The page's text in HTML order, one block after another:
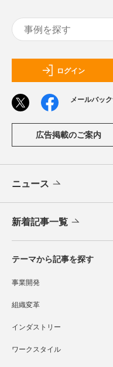
ログイン
メールバッ
広告掲載のご案内
ニュース
新着記事一覧
テーマから記事を探す
事業開発
組織変革
インダストリー
ワークスタイル